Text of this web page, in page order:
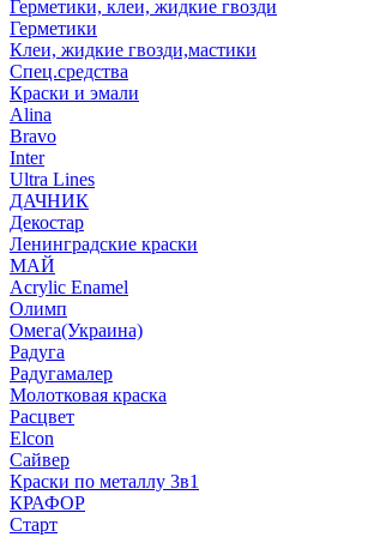
Герметики, клеи, жидкие гвозди
Герметики
Клеи, жидкие гвозди,мастики
Спец.средства
Краски и эмали
Alina
Bravo
Inter
Ultra Lines
ДАЧНИК
Декостар
Ленинградские краски
МАЙ
Acrylic Enamel
Олимп
Омега(Украина)
Радуга
Радугамалер
Молотковая краска
Расцвет
Elcon
Сайвер
Краски по металлу 3в1
КРАФОР
Старт